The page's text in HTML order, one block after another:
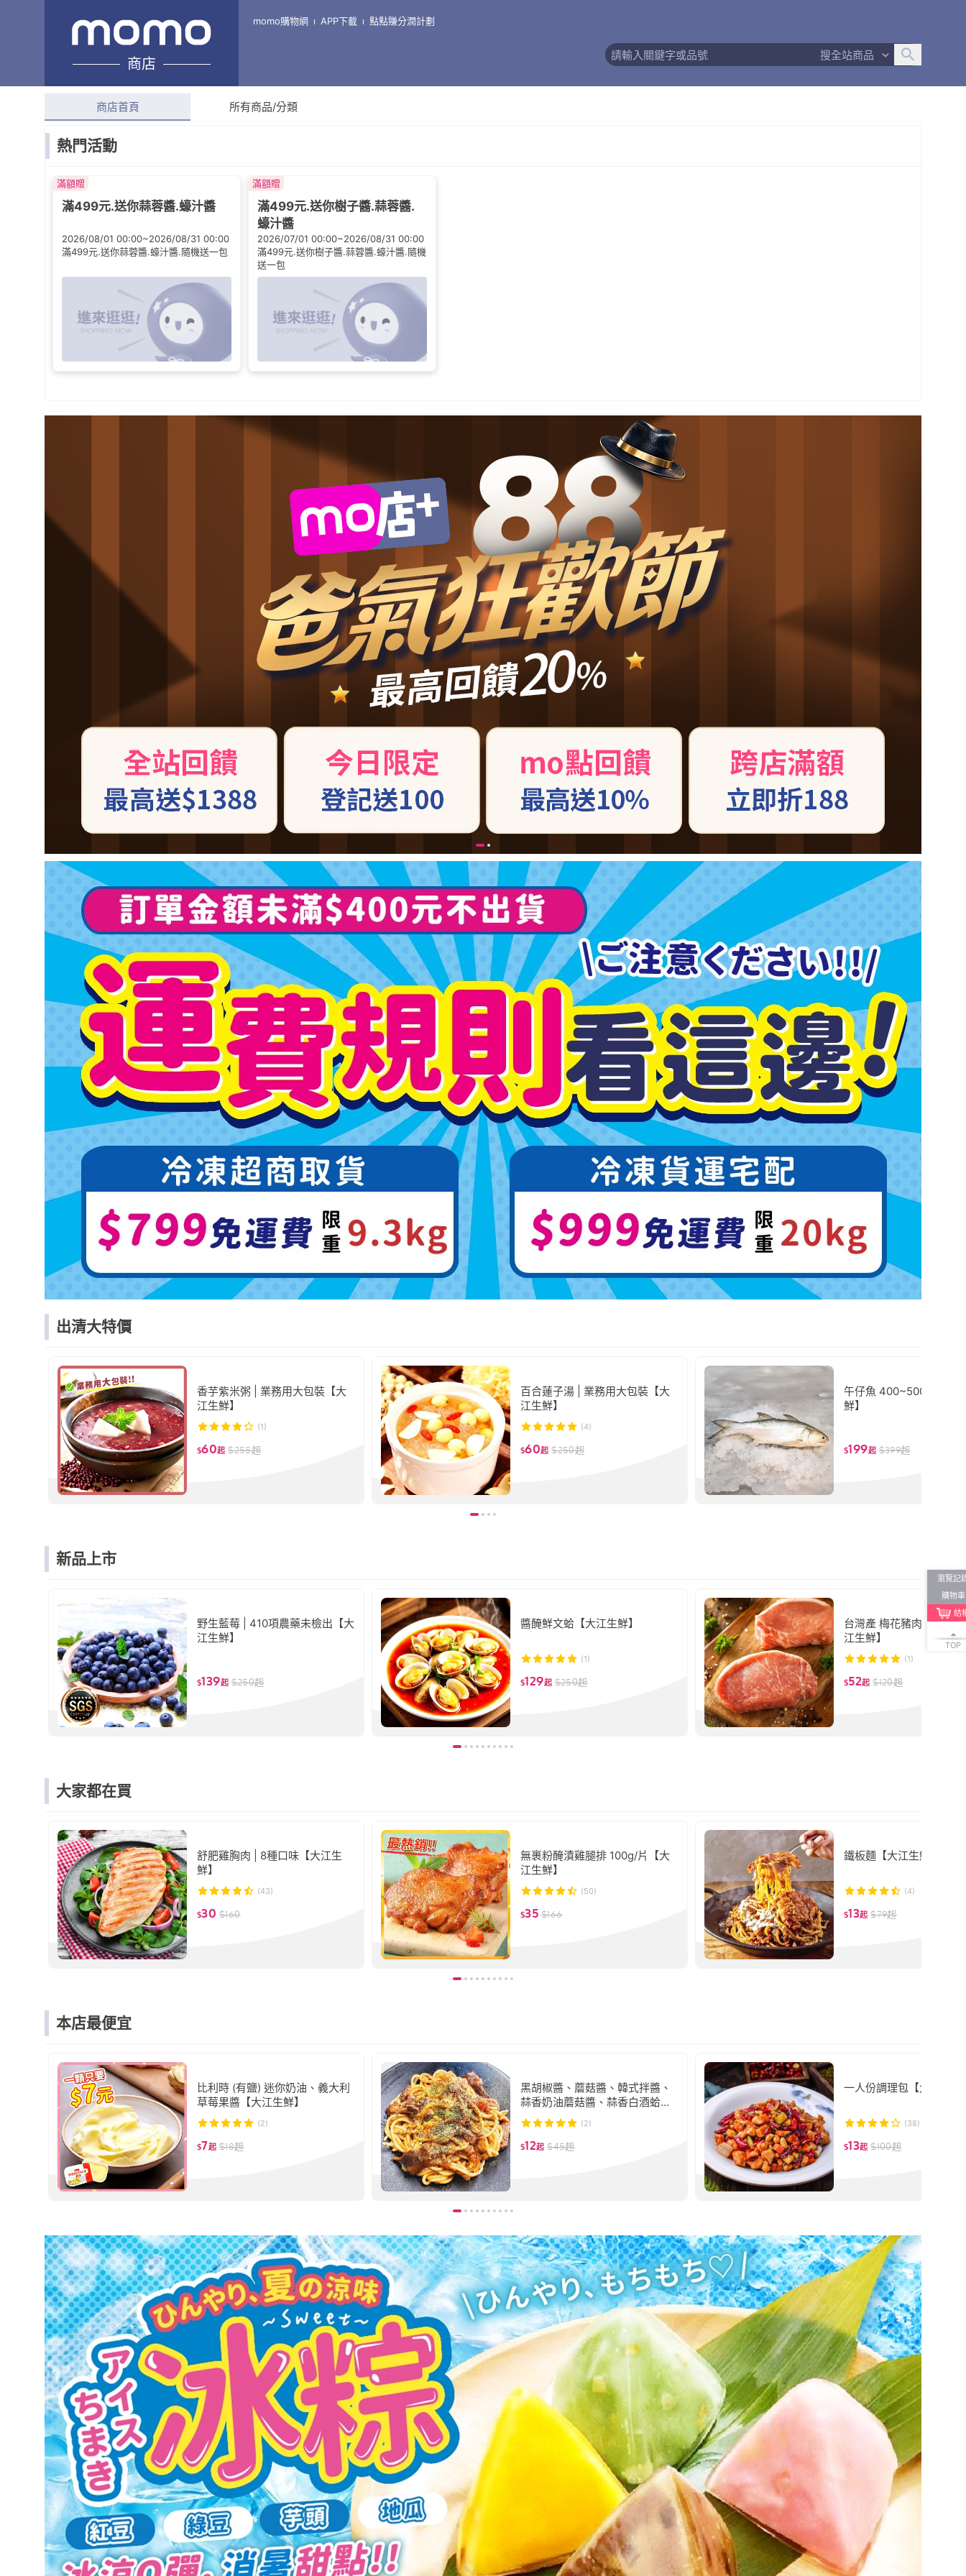
商店
momo購物網 APP下載 點點賺分潤計劃
搜全站商品
大江生鮮
綜合評分 商店簡介 退換貨須知
商店首頁 所有商品/分類
熱門活動
滿額贈
滿499元.送你蒜蓉醬.蠔汁醬
2026/08/01 00:00~2026/08/31 00:00
滿499元.送你蒜蓉醬.蠔汁醬.隨機送一包
滿額贈
滿499元.送你樹子醬.蒜蓉醬.
蠔汁醬
2026/07/01 00:00~2026/08/31 00:00
滿499元.送你樹子醬.蒜蓉醬.蠔汁醬.隨機
送一包
出清大特價
香芋紫米粥 | 業務用大包裝【大
江生鮮】
(1)
$60起 $255起
百合蓮子湯 | 業務用大包裝【大
江生鮮】
(4)
$60起 $250起
午仔魚 400~500g/隻【
鮮】
$199起 $399起
新品上市
野生藍莓 | 410項農藥未檢出【大
江生鮮】
$139起 $250起
醬醃鮮文蛤【大江生鮮】
(1)
$129起 $250起
台灣產 梅花豬肉排
江生鮮】
(1)
$52起 $120起
大家都在買
舒肥雞胸肉 | 8種口味【大江生
鮮】
(43)
$30 $160
無裹粉醃漬雞腿排 100g/片【大
江生鮮】
(50)
$35 $166
鐵板麵【大江生鮮】
(4)
$13起 $79起
本店最便宜
比利時 (有鹽) 迷你奶油、義大利
草莓果醬【大江生鮮】
(2)
$7起 $18起
黑胡椒醬、蘑菇醬、韓式拌醬、
蒜香奶油蘑菇醬、蒜香白酒蛤蠣
醬【大江生鮮】
(2)
$12起 $45起
一人份調理包【大江生鮮
(38)
$13起 $100起
瀏覽記
購物車
結
TOP